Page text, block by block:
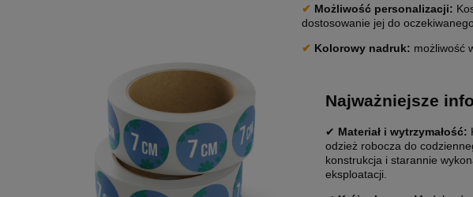
✔ Możliwość personalizacji:
dostosowanie jej do
✔ Kolorowy nadruk: możliwość
Najważniejsze
✔ Materiał i wytrzymałość:
odzież robocza do
konstrukcja i starannie
eksploatacji.